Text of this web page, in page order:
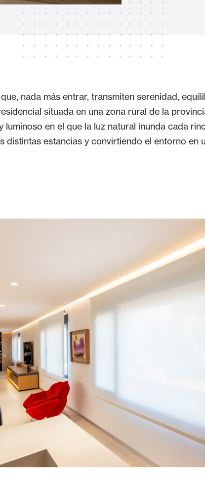
VEDI TUTTI I PRODOTTI
nada más entrar, transmiten serenidad,
situada en una zona rural de la
luminoso en el que la luz natural inunda cada
distintas estancias y convirtiendo el entorno en